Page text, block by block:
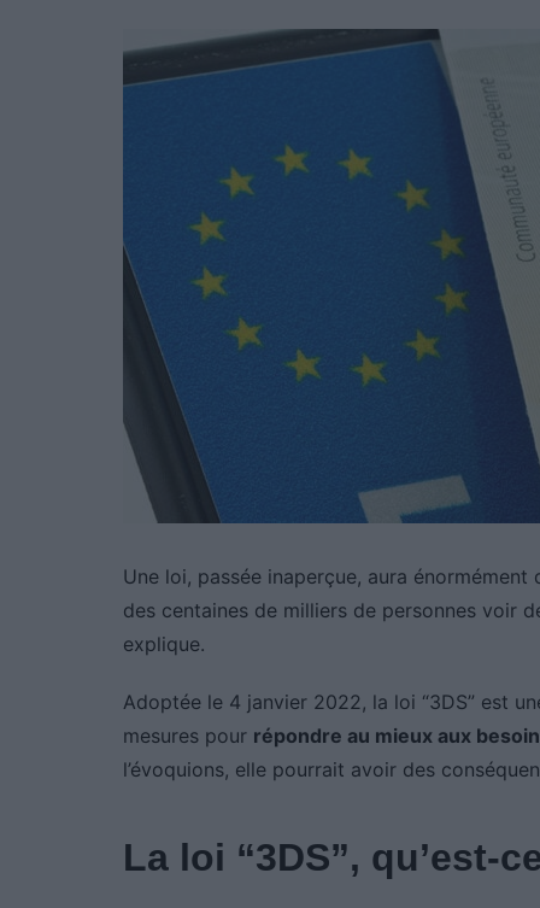
Une loi, passée inaperçue, aura
des centaines de milliers de personnes voir
explique.
Adoptée le 4 janvier 2022, la loi “3DS” est
mesures pour répondre au mieux aux
l’évoquions, elle pourrait avoir des
La loi “3DS”, qu’est-